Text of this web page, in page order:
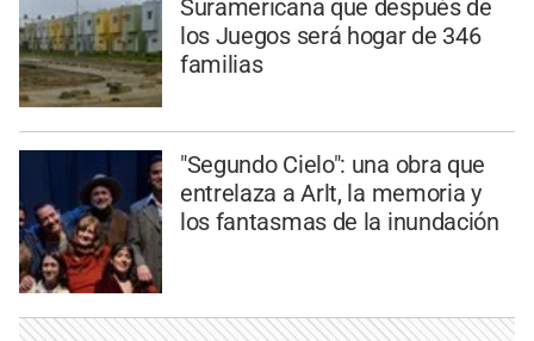
Suramericana que después de
los Juegos será hogar de 346
familias
"Segundo Cielo": una obra que
entrelaza a Arlt, la memoria y
los fantasmas de la inundación